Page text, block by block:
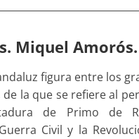
Miquel
figura entre los
de la que se refiere al
de Primo de
Civil y la